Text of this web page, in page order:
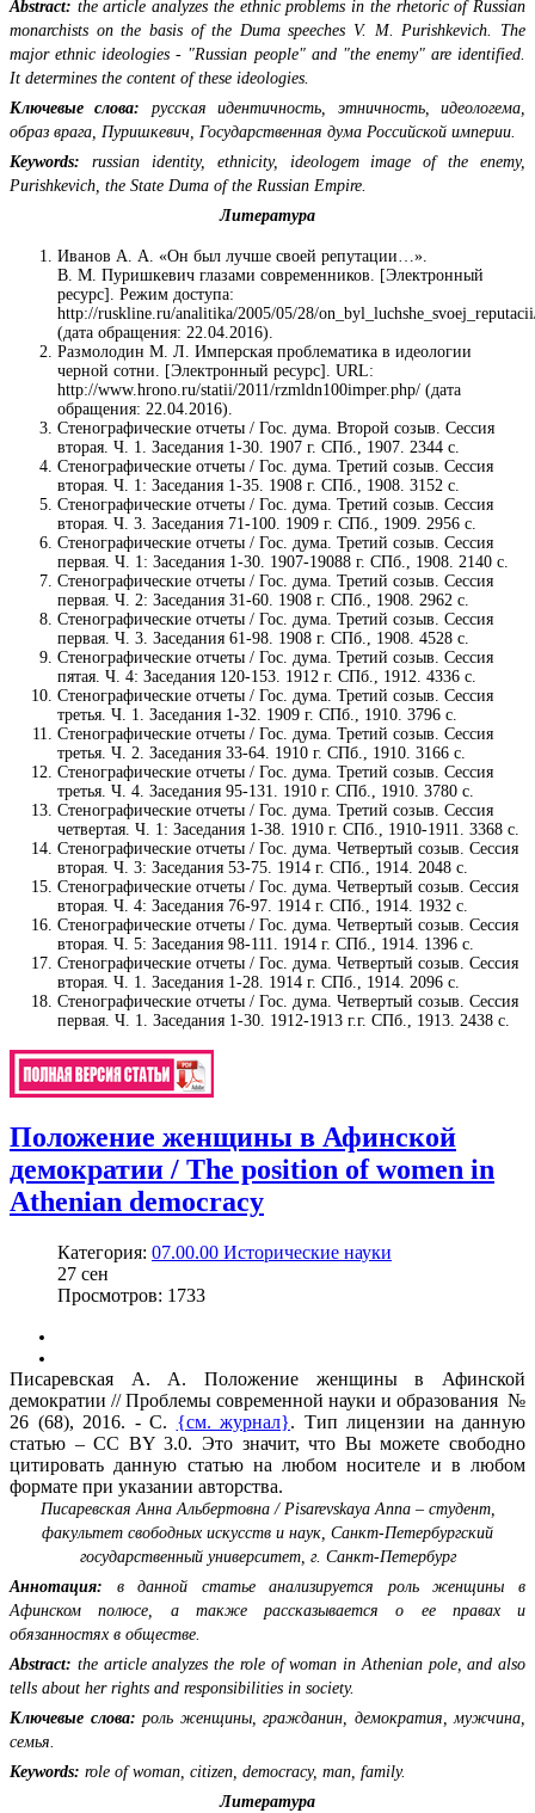
Abstract: the article analyzes the ethnic problems in the rhetoric of Russian
monarchists on the basis of the Duma speeches V. M. Purishkevich. The
major ethnic ideologies - "Russian people" and "the enemy" are identified.
It determines the content of these ideologies.
Ключевые слова: русская идентичность, этничность, идеологема,
образ врага, Пуришкевич, Государственная дума Российской империи.
Keywords: russian identity, ethnicity, ideologem image of the enemy,
Purishkevich, the State Duma of the Russian Empire.
Литература
Иванов А. А. «Он был лучше своей репутации…».
В. М. Пуришкевич глазами современников. [Электронный
ресурс]. Режим доступа:
http://ruskline.ru/analitika/2005/05/28/
(дата обращения: 22.04.2016).
Размолодин М. Л. Имперская проблематика в идеологии
черной сотни. [Электронный ресурс]. URL:
http://www.hrono.ru/statii/2011/rzmldn100imper.php/ (дата
обращения: 22.04.2016).
Стенографические отчеты / Гос. дума. Второй созыв. Сессия
вторая. Ч. 1. Заседания 1-30. 1907 г. СПб., 1907. 2344 с.
Стенографические отчеты / Гос. дума. Третий созыв. Сессия
вторая. Ч. 1: Заседания 1-35. 1908 г. СПб., 1908. 3152 с.
Стенографические отчеты / Гос. дума. Третий созыв. Сессия
вторая. Ч. 3. Заседания 71-100. 1909 г. СПб., 1909. 2956 с.
Стенографические отчеты / Гос. дума. Третий созыв. Сессия
первая. Ч. 1: Заседания 1-30. 1907-19088 г. СПб., 1908. 2140 с.
Стенографические отчеты / Гос. дума. Третий созыв. Сессия
первая. Ч. 2: Заседания 31-60. 1908 г. СПб., 1908. 2962 с.
Стенографические отчеты / Гос. дума. Третий созыв. Сессия
первая. Ч. 3. Заседания 61-98. 1908 г. СПб., 1908. 4528 с.
Стенографические отчеты / Гос. дума. Третий созыв. Сессия
пятая. Ч. 4: Заседания 120-153. 1912 г. СПб., 1912. 4336 с.
Стенографические отчеты / Гос. дума. Третий созыв. Сессия
третья. Ч. 1. Заседания 1-32. 1909 г. СПб., 1910. 3796 с.
Стенографические отчеты / Гос. дума. Третий созыв. Сессия
третья. Ч. 2. Заседания 33-64. 1910 г. СПб., 1910. 3166 с.
Стенографические отчеты / Гос. дума. Третий созыв. Сессия
третья. Ч. 4. Заседания 95-131. 1910 г. СПб., 1910. 3780 с.
Стенографические отчеты / Гос. дума. Третий созыв. Сессия
четвертая. Ч. 1: Заседания 1-38. 1910 г. СПб., 1910-1911. 3368 с.
Стенографические отчеты / Гос. дума. Четвертый созыв. Сессия
вторая. Ч. 3: Заседания 53-75. 1914 г. СПб., 1914. 2048 с.
Стенографические отчеты / Гос. дума. Четвертый созыв. Сессия
вторая. Ч. 4: Заседания 76-97. 1914 г. СПб., 1914. 1932 с.
Стенографические отчеты / Гос. дума. Четвертый созыв. Сессия
вторая. Ч. 5: Заседания 98-111. 1914 г. СПб., 1914. 1396 с.
Стенографические отчеты / Гос. дума. Четвертый созыв. Сессия
вторая. Ч. 1. Заседания 1-28. 1914 г. СПб., 1914. 2096 с.
Стенографические отчеты / Гос. дума. Четвертый созыв. Сессия
первая. Ч. 1. Заседания 1-30. 1912-1913 г.г. СПб., 1913. 2438 с.
Положение женщины в Афинской
демократии / The position of women in
Athenian democracy
Категория: 07.00.00 Исторические науки
27 сен
Просмотров: 1733
Писаревская А. А. Положение женщины в Афинской
демократии // Проблемы современной науки и образования №
26 (68), 2016. - С. {см. журнал}. Тип лицензии на данную
статью – CC BY 3.0. Это значит, что Вы можете свободно
цитировать данную статью на любом носителе и в любом
формате при указании авторства.
Писаревская Анна Альбертовна / Pisarevskaya Anna – студент,
факультет свободных искусств и наук, Санкт-Петербургский
государственный университет, г. Санкт-Петербург
Аннотация: в данной статье анализируется роль женщины в
Афинском полюсе, а также рассказывается о ее правах и
обязанностях в обществе.
Abstract: the article analyzes the role of woman in Athenian pole, and also
tells about her rights and responsibilities in society.
Ключевые слова: роль женщины, гражданин, демократия, мужчина,
семья.
Keywords: role of woman, citizen, democracy, man, family.
Литература